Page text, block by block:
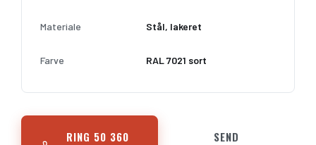
Materiale Stål, lakeret
Farve RAL 7021 sort
RING 50 360
SEND